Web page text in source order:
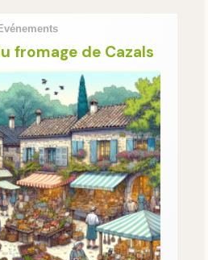
fromage de Cazals